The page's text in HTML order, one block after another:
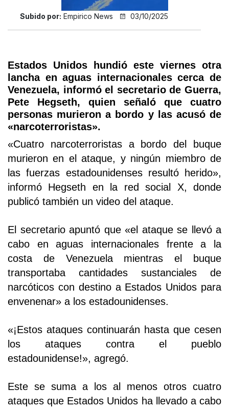
Subido por: Empirico News 03/10/2025
Estados Unidos hundió este viernes otra
lancha en aguas internacionales cerca de
Venezuela, informó el secretario de Guerra,
Pete Hegseth, quien señaló que cuatro
personas murieron a bordo y las acusó de
«narcoterroristas».
«Cuatro narcoterroristas a bordo del buque
murieron en el ataque, y ningún miembro de
las fuerzas estadounidenses resultó herido»,
informó Hegseth en la red social X, donde
publicó también un video del ataque.
El secretario apuntó que «el ataque se llevó a
cabo en aguas internacionales frente a la
costa de Venezuela mientras el buque
transportaba cantidades sustanciales de
narcóticos con destino a Estados Unidos para
envenenar» a los estadounidenses.
«¡Estos ataques continuarán hasta que cesen
los ataques contra el pueblo
estadounidense!», agregó.
Este se suma a los al menos otros cuatro
ataques que Estados Unidos ha llevado a cabo